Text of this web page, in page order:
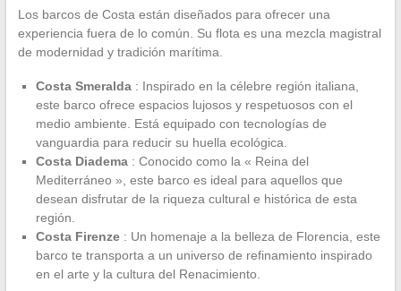
Los barcos de Costa están diseñados para ofrecer una
experiencia fuera de lo común. Su flota es una mezcla magistral
de modernidad y tradición marítima.
Costa Smeralda : Inspirado en la célebre región italiana,
este barco ofrece espacios lujosos y respetuosos con el
medio ambiente. Está equipado con tecnologías de
vanguardia para reducir su huella ecológica.
Costa Diadema : Conocido como la « Reina del
Mediterráneo », este barco es ideal para aquellos que
desean disfrutar de la riqueza cultural e histórica de esta
región.
Costa Firenze : Un homenaje a la belleza de Florencia, este
barco te transporta a un universo de refinamiento inspirado
en el arte y la cultura del Renacimiento.